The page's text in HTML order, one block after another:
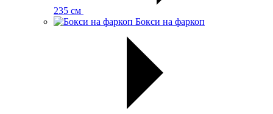
235 см
Бокси на фаркоп